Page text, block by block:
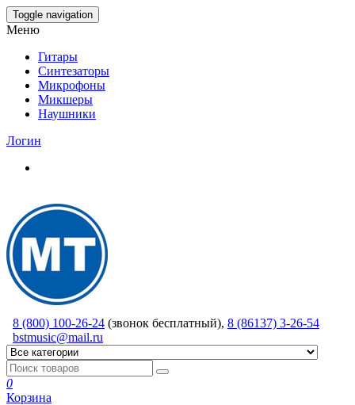
Skip
to
content
Toggle navigation
Меню
Гитары
Синтезаторы
Микрофоны
Микшеры
Наушники
Логин
8 (800) 100-26-24 (звонок бесплатный), 8 (86137) 3-26-54
bstmusic@mail.ru
0
Корзина